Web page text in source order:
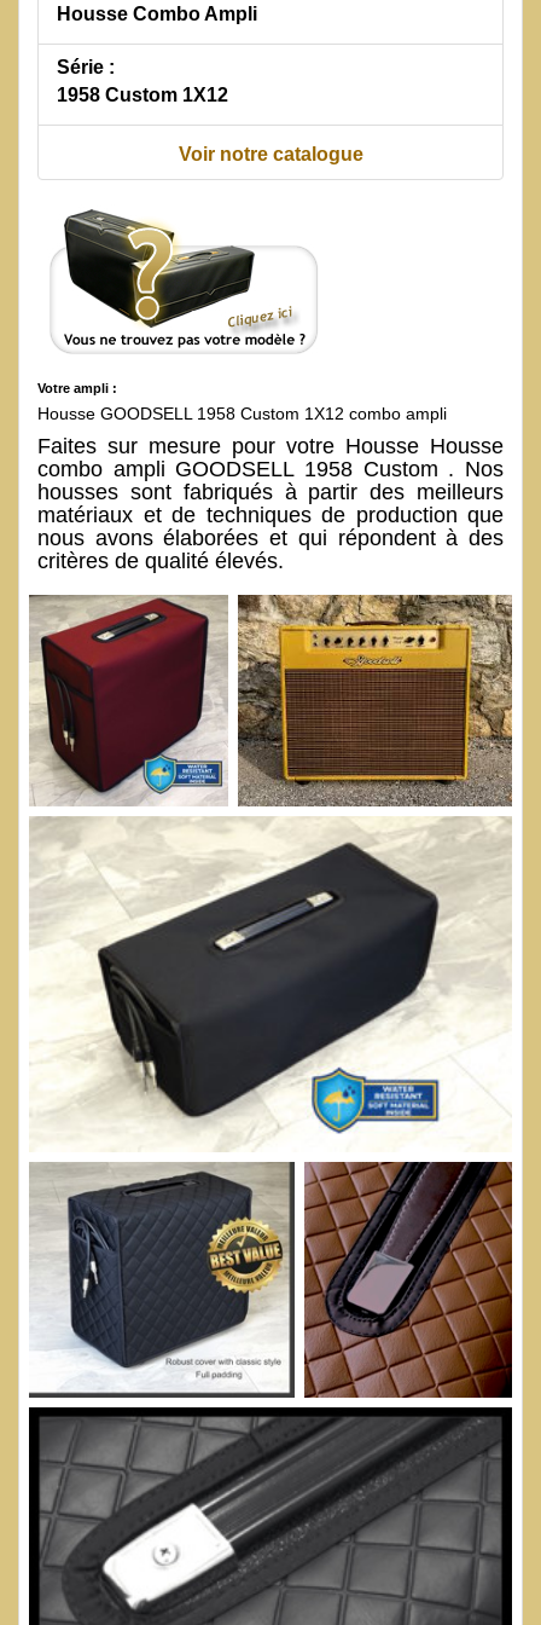
Housse Combo Ampli
Série :
1958 Custom 1X12
Voir notre catalogue
Votre ampli :
Housse GOODSELL 1958 Custom 1X12 combo ampli
Faites sur mesure pour votre Housse Housse
combo ampli GOODSELL 1958 Custom . Nos
housses sont fabriqués à partir des meilleurs
matériaux et de techniques de production que
nous avons élaborées et qui répondent à des
critères de qualité élevés.